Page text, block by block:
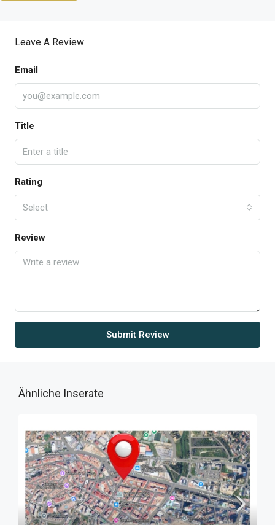
Leave A Review
Email
Title
Rating
Select
Review
Submit Review
Ähnliche Inserate